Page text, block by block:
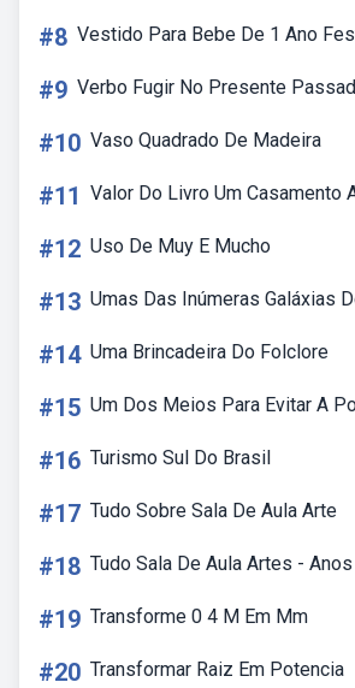
#8 Vestido Para Bebe De 1 Ano
#9 Verbo Fugir No Presente
#10 Vaso Quadrado De Madeira
#11 Valor Do Livro Um Casamento
#12 Uso De Muy E Mucho
#13 Umas Das Inúmeras Galáxias
#14 Uma Brincadeira Do Folclore
#15 Um Dos Meios Para Evitar A
#16 Turismo Sul Do Brasil
#17 Tudo Sobre Sala De Aula Arte
#18 Tudo Sala De Aula Artes -
#19 Transforme 0 4 M Em Mm
#20 Transformar Raiz Em Potencia